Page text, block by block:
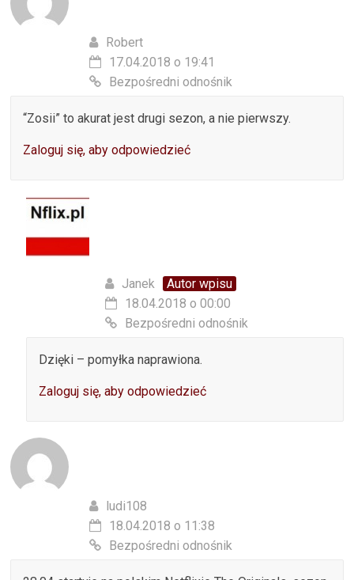
Robert
17.04.2018 o 19:41
Bezpośredni odnośnik
“Zosii” to akurat jest drugi sezon, a nie pierwszy.
Zaloguj się, aby odpowiedzieć
Janek
Autor wpisu
18.04.2018 o 00:00
Bezpośredni odnośnik
Dzięki – pomyłka naprawiona.
Zaloguj się, aby odpowiedzieć
ludi108
18.04.2018 o 11:38
Bezpośredni odnośnik